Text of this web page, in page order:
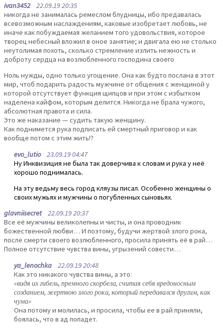
ivan3452 22.09.19 20:35
никогда не занималась ремеслом блудницы, ибо предавалась
всевозможным наслаждениям, каковые изобретает любовь, не
иначе как побуждаемая желанием того удовольствия, которое
творец небесный вложил в оное занятие; и двигала ею не столько
неутолимая похоть, сколько стремление излить нежность и
доброту сердца на возлюбленного господина своего
Ноль нужды, одно только угощение. Она как будто послана в этот
мир, чтоб подарить радость мужчине от общения с женщиной у
которой отсутствует функция щипцов и при этом с избытком
наделена кайфом, которым делится. Никогда не брала чужого,
абсолютная правота и сила.
Это же наказание — судить такую женщину.
Как поднимется рука подписать ей смертный приговор и как
вообще потом с этим жить!?
evo_lutio23.09.19 04:47
Ну Инквизиция не была так доверчива к словам и рука у неё
хорошо поднималась.
На эту ведьму весь город кляузы писал. Особенно женщины о
своих мужьях и мужчины о погубленных сыновьях.
glavniisecret22.09.19 20:37
Все её мужчины великолепны и чисты, и она проводник
божественной любви… И поэтому, будучи жертвой злого рока,
после смерти своего возлюбленного, просила принять её в рай…
Полное отсутствие чувства вины, угрызений совести…
ya_lenochka 22.09.19 20:48
Как это никакого чувства вины, а это:
«видя их гибель, премного скорбела, считая себя вредоносным
созданием, жертвою злого рока, который передавался другим, как
чума»
Она потому и молилась, и просила, чтобы ее в рай приняли,
боялась, что в ад попадет.